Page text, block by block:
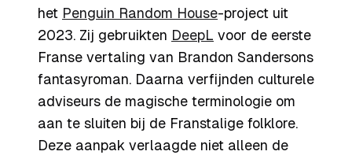
het Penguin Random House-project uit
2023. Zij gebruikten DeepL voor de eerste
Franse vertaling van Brandon Sandersons
fantasyroman. Daarna verfijnden culturele
adviseurs de magische terminologie om
aan te sluiten bij de Franstalige folklore.
Deze aanpak verlaagde niet alleen de